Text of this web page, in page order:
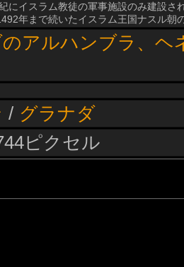
にイスラム教徒の軍事施設のみ建設
年まで続いたイスラム王国ナスル朝
アルハンブラ、ヘ
/ グラナダ
ピクセル